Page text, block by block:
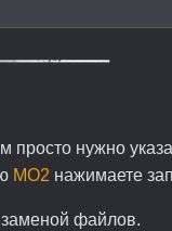
просто нужно
MO2 нажимаете
заменой файлов.